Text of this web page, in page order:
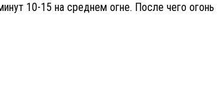
10-15 на среднем огне. После чего